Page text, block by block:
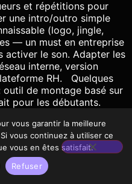
et répétitions pour
une intro/outro simple
(logo, jingle,
— un must en entreprise
activer le son. Adapter les
interne, version
RH. Quelques
de montage basé sur
pour les débutants.
Adobe Premiere Rush :
de Premiere Pro. Et
du projet de
de mails sans fin et
des solutions comme
vous garantir la meilleure
vous continuez à utiliser ce
vous en êtes satisfait.
Refuser